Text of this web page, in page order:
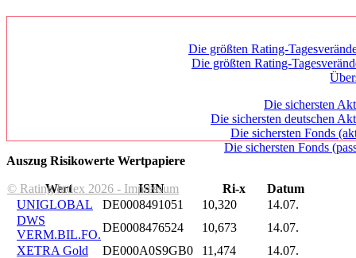
Die größten Rating-
Die größten Rating-
Die sichersten
Die sichersten deutschen
Die sichersten Fonds
Die sichersten Fonds
© Rating Index 2026 - Impressum
Auszug Risikowerte Wertpapiere
Wert ISIN Ri-x
Datum
UNIGLOBAL
DE0008491051 10,320
14.07.
DWS
VERM.BIL.FO.
DE0008476524 10,673
14.07.
XETRA Gold
DE000A0S9GB0 11,474
14.07.